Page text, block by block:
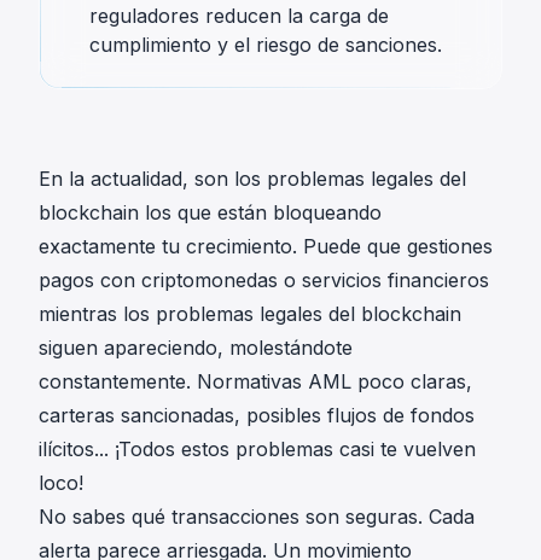
reguladores reducen la carga de
cumplimiento y el riesgo de sanciones.
En la actualidad, son los problemas legales del
blockchain los que están bloqueando
exactamente tu crecimiento. Puede que gestiones
pagos con criptomonedas o servicios financieros
mientras los problemas legales del blockchain
siguen apareciendo, molestándote
constantemente. Normativas AML poco claras,
carteras sancionadas, posibles flujos de fondos
ilícitos... ¡Todos estos problemas casi te vuelven
loco!
No sabes qué transacciones son seguras. Cada
alerta parece arriesgada. Un movimiento